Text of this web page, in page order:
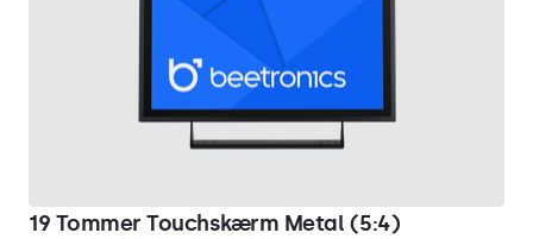
19 Tommer Touchskærm Metal (5:4)